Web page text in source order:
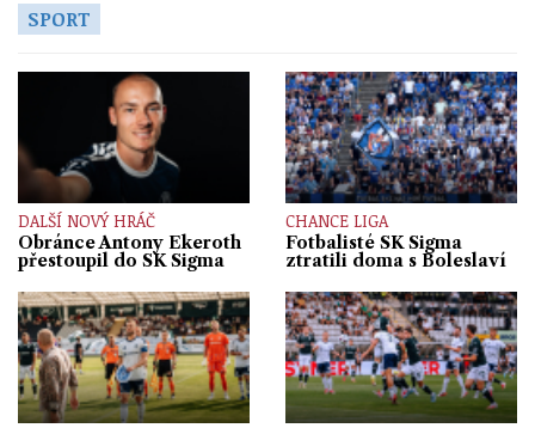
SPORT
DALŠÍ NOVÝ HRÁČ
Obránce Antony Ekeroth
přestoupil do SK Sigma
CHANCE LIGA
Fotbalisté SK Sigma
ztratili doma s Boleslaví